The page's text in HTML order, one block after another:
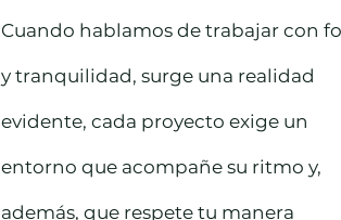
Cuando hablamos de trabajar con
y tranquilidad, surge una realidad
evidente, cada proyecto exige un
entorno que acompañe su ritmo y,
además, que respete tu manera